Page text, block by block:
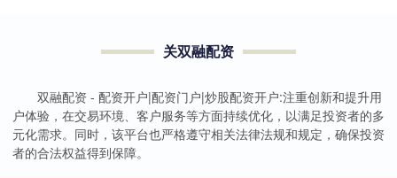
关双融配资
双融配资 - 配资开户|配资门户|炒股配资开户:注重创新和提升用
户体验，在交易环境、客户服务等方面持续优化，以满足投资者的多
元化需求。同时，该平台也严格遵守相关法律法规和规定，确保投资
者的合法权益得到保障。